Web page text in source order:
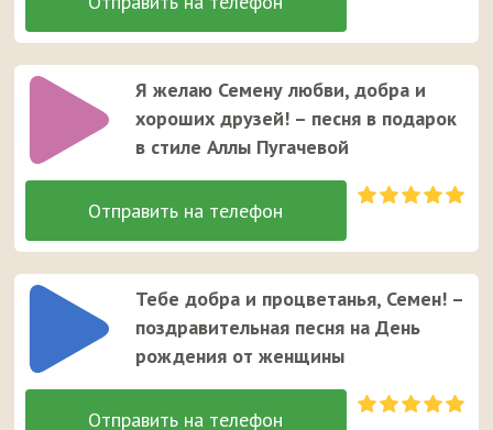
Я желаю Семену любви, добра и
хороших друзей! – песня в подарок
в стиле Аллы Пугачевой
Тебе добра и процветанья, Семен! –
поздравительная песня на День
рождения от женщины